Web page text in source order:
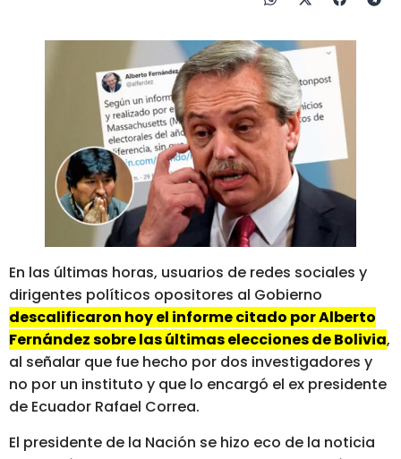
En las últimas horas, usuarios de redes sociales y
dirigentes políticos opositores al Gobierno
descalificaron hoy el informe citado por Alberto
Fernández sobre las últimas elecciones de Bolivia,
al señalar que fue hecho por dos investigadores y
no por un instituto y que lo encargó el ex presidente
de Ecuador Rafael Correa.
El presidente de la Nación se hizo eco de la noticia